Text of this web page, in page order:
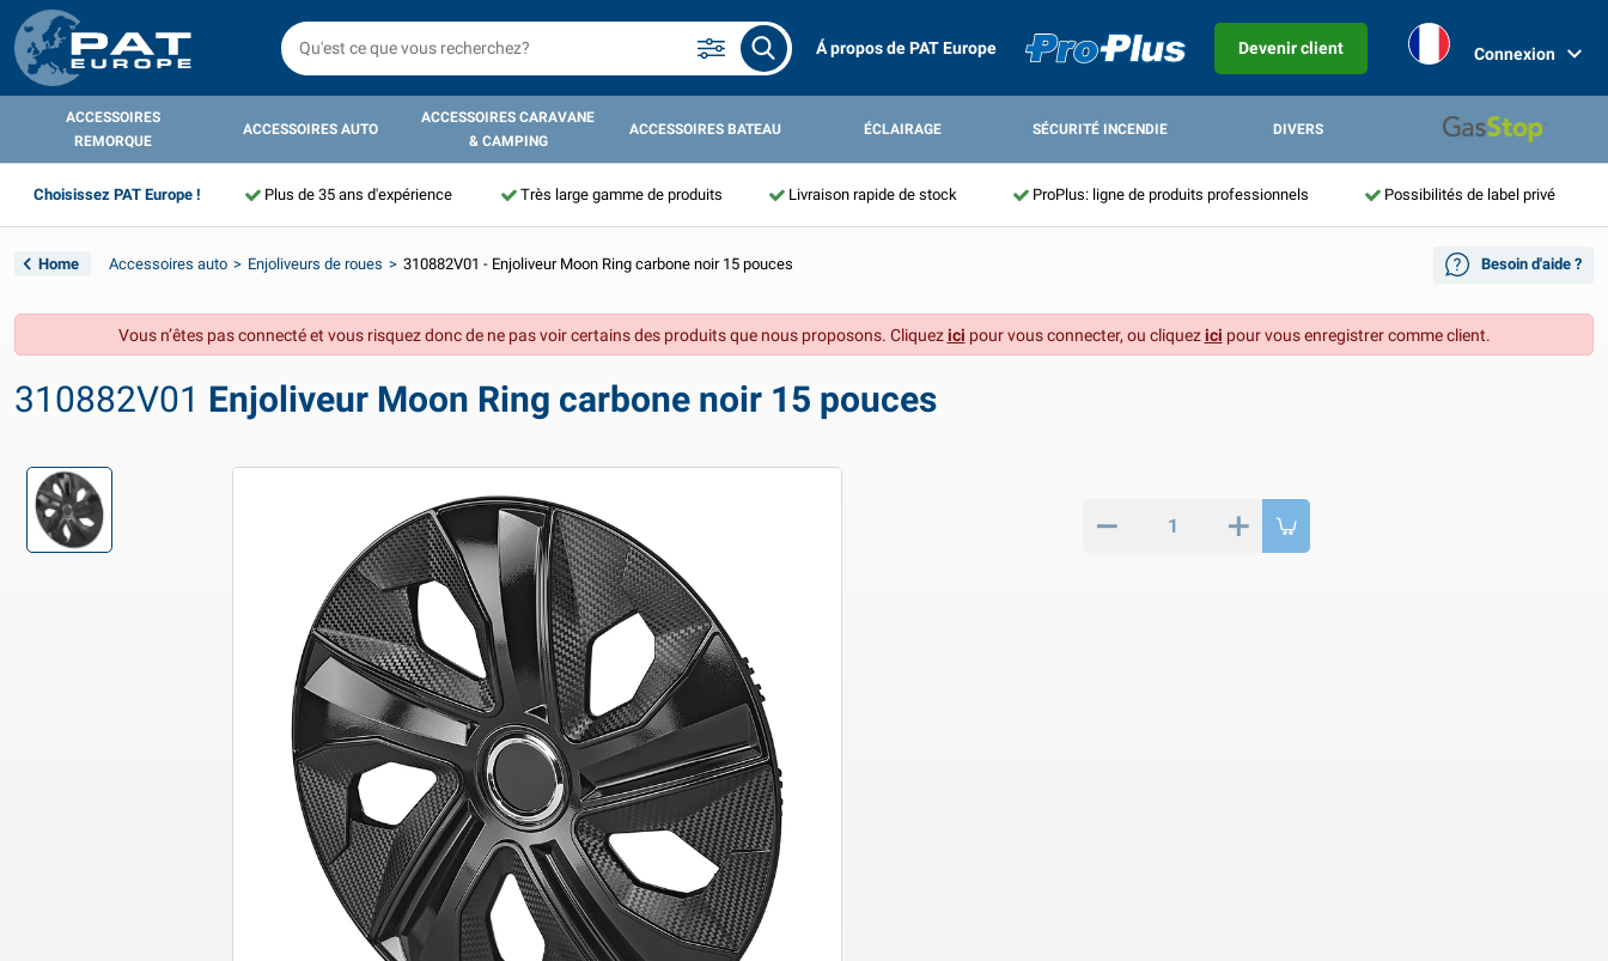
Á propos de PAT Europe Devenir client Connexion
ACCESSOIRES
REMORQUE
ACCESSOIRES AUTO
ACCESSOIRES CARAVANE
& CAMPING
ACCESSOIRES BATEAU ÉCLAIRAGE SÉCURITÉ INCENDIE DIVERS
Choisissez PAT Europe ! Plus de 35 ans d'expérience Très large gamme de produits Livraison rapide de stock ProPlus: ligne de produits professionnels Possibilités de label privé
Home Accessoires auto Enjoliveurs de roues 310882V01 - Enjoliveur Moon Ring carbone noir 15 pouces Besoin d'aide ?
Vous n’êtes pas connecté et vous risquez donc de ne pas voir certains des produits que nous proposons. Cliquezici pour vous connecter, ou cliquezici pour vous enregistrer comme client.
310882V01 Enjoliveur Moon Ring carbone noir 15 pouces